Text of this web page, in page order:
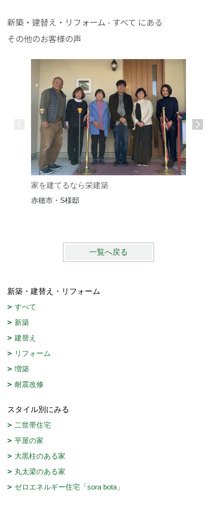
新築・建替え・リフォーム - すべて にある
その他のお客様の声
家を建てるなら栄建築
赤穂市・S様邸
一覧へ戻る
新築・建替え・リフォーム
すべて
新築
建替え
リフォーム
増築
耐震改修
スタイル別にみる
二世帯住宅
平屋の家
大黒柱のある家
丸太梁のある家
ゼロエネルギー住宅「sora bota」